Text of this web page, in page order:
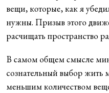
вещи, которые, как я
нужны. Призыв этого
расчищать пространство
В самом общем смысле
сознательный выбор жить
меньшим количеством